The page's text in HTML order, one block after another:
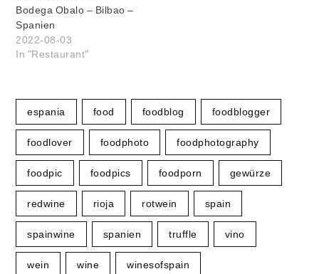
Bodega Obalo – Bilbao –
Spanien
2022-08-03
In "Restaurant"
espania food foodblog foodblogger
foodlover foodphoto foodphotography
foodpic foodpics foodporn gewürze
redwine rioja rotwein spain
spainwine spanien truffle vino
wein wine winesofspain